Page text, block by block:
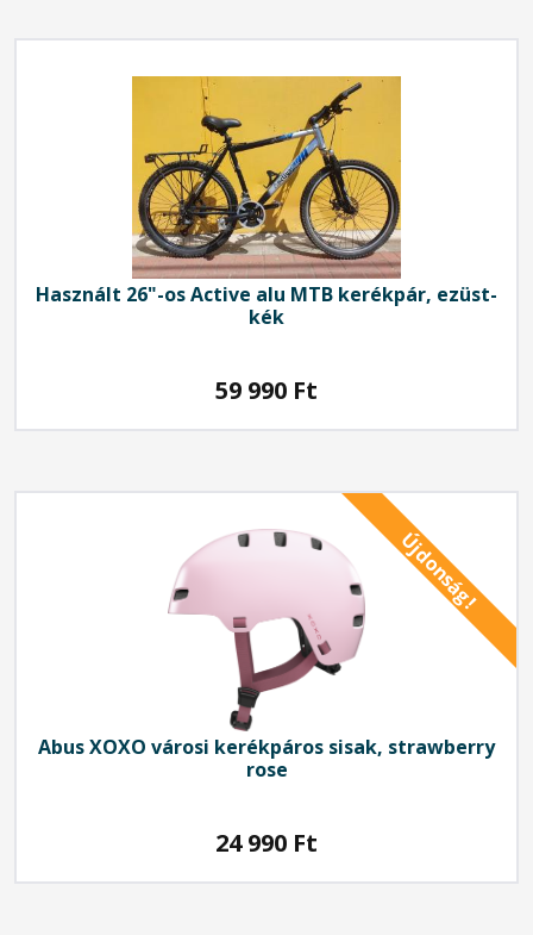
Használt 26"-os Active alu MTB kerékpár, ezüst-
kék
59 990 Ft
Újdonság!
AbusXOXO városi kerékpáros sisak, strawberry
rose
24 990 Ft